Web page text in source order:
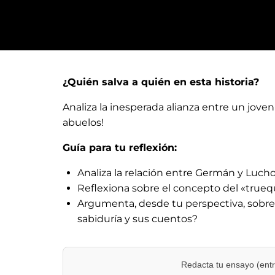
¿Quién salva a quién en esta historia?
Analiza la inesperada alianza entre un
abuelos!
Guía para tu reflexión:
Analiza la relación entre Germán y
Reflexiona sobre el concepto del
Argumenta, desde tu perspectiva,
sabiduría y sus cuentos?
Redacta tu ensayo